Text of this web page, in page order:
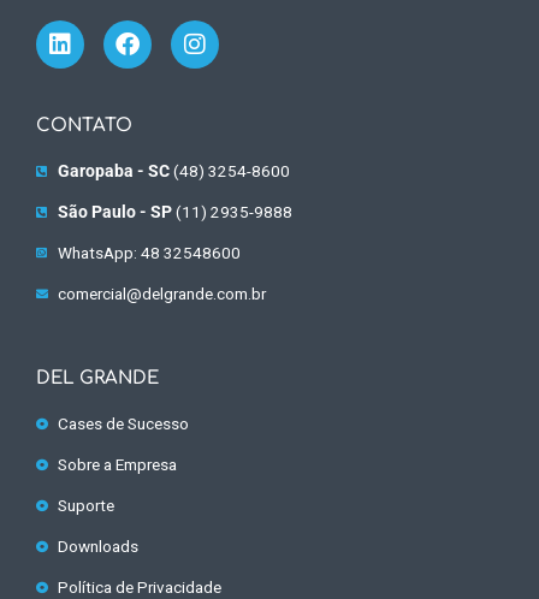
CONTATO
Garopaba - SC(48) 3254-8600
São Paulo - SP(11) 2935-9888
WhatsApp: 48 32548600
comercial@delgrande.com.br
DEL GRANDE
Cases de Sucesso
Sobre a Empresa
Suporte
Downloads
Política de Privacidade